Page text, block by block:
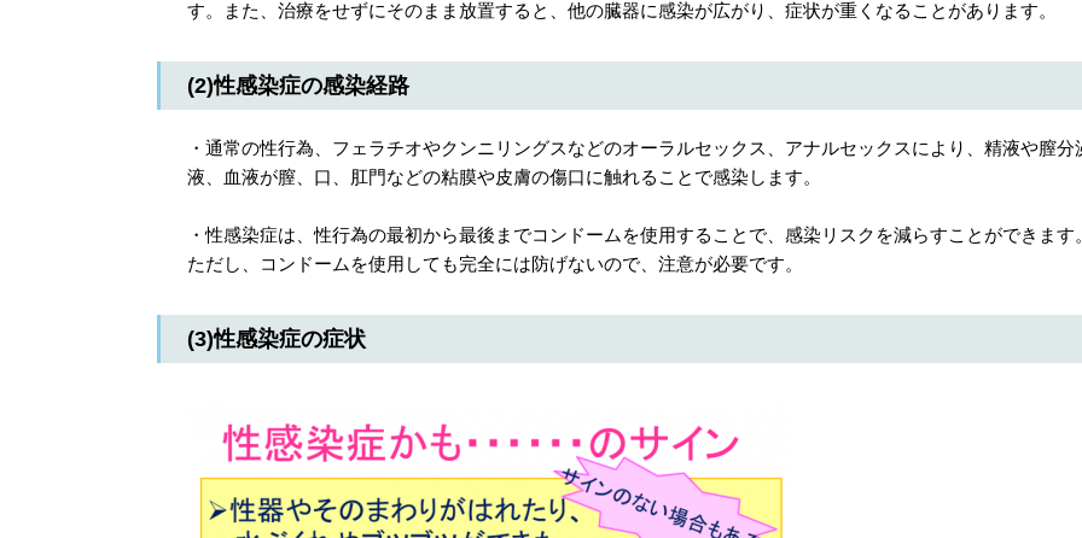
す。また、治療をせずにそのまま放置すると、他の臓器に感染が広がり、症状が重くなることがあります。
(2)性感染症の感染経路
・通常の性行為、フェラチオやクンニリングスなどのオーラルセックス、アナルセックスにより、精液や膣分
液、血液が膣、口、肛門などの粘膜や皮膚の傷口に触れることで感染します。
・性感染症は、性行為の最初から最後までコンドームを使用することで、感染リスクを減らすことができます
ただし、コンドームを使用しても完全には防げないので、注意が必要です。
(3)性感染症の症状